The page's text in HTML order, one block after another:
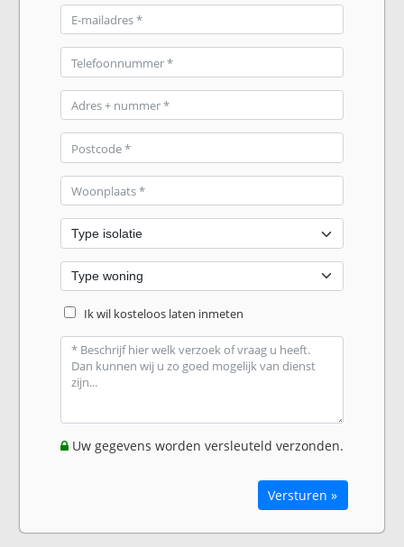
Ik wil kosteloos laten inmeten
Uw gegevens worden versleuteld verzonden.
Versturen »